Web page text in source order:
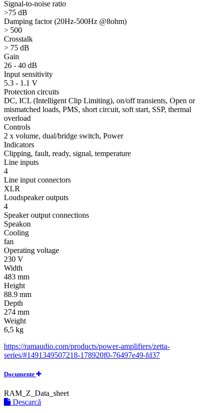
Signal-to-noise ratio
>75 dB
Damping factor (20Hz-500Hz @8ohm)
> 500
Crosstalk
> 75 dB
Gain
26 - 40 dB
Input sensitivity
5.3 - 1.1 V
Protection circuits
DC, ICL (Intelligent Clip Limiting), on/off transients, Open or
mismatched loads, PMS, short circuit, soft start, SSP, thermal
overload
Controls
2 x volume, dual/bridge switch, Power
Indicators
Clipping, fault, ready, signal, temperature
Line inputs
4
Line input connectors
XLR
Loudspeaker outputs
4
Speaker output connections
Speakon
Cooling
fan
Operating voltage
230 V
Width
483 mm
Height
88.9 mm
Depth
274 mm
Weight
6,5 kg
https://ramaudio.com/products/power-amplifiers/zetta-
series/#1491349507218-178920f0-76497e49-fd37
Documente
RAM_Z_Data_sheet
Descarcă